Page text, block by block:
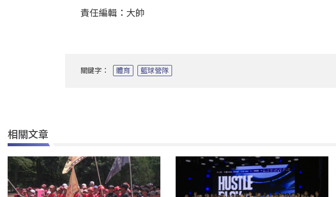
責任編輯：大帥
關鍵字： 體育 籃球營隊
相關文章